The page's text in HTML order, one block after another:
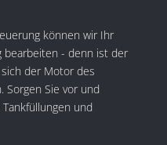
können wir Ihr
bearbeiten - denn ist der
der Motor des
Sorgen Sie vor und
und